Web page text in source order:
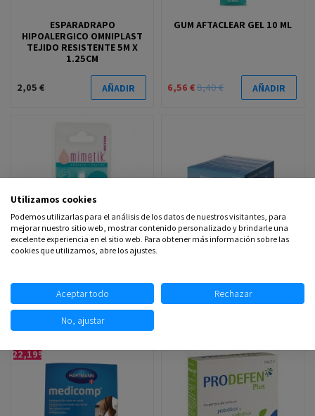
ESPARADRAPO
HIPOALERGICO OMNIPLAST
TEJIDO RESISTENTE 5M X
1.25CM
2,05 € AÑADIR
GUM AFTACLEAR GEL 10 ML
6,56 €8,40 € AÑADIR
5,90 € AÑADIR 4,00 € AÑADIR
-22,19%
Utilizamos cookies
Podemos utilizarlas para el análisis de los datos de nuestros visitantes, para
mejorar nuestro sitio web, mostrar contenido personalizado y brindarle una
excelente experiencia en el sitio web. Para obtener más información sobre las
cookies que utilizamos, abre los ajustes.
Aceptar todo Rechazar
No, ajustar